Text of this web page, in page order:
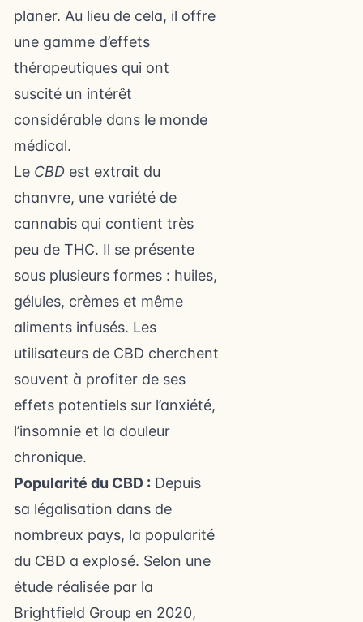
planer. Au lieu de cela, il offre
une gamme d’effets
thérapeutiques qui ont
suscité un intérêt
considérable dans le monde
médical.
Le CBD est extrait du
chanvre, une variété de
cannabis qui contient très
peu de THC. Il se présente
sous plusieurs formes : huiles,
gélules, crèmes et même
aliments infusés. Les
utilisateurs de CBD cherchent
souvent à profiter de ses
effets potentiels sur l’anxiété,
l’insomnie et la douleur
chronique.
Popularité du CBD : Depuis
sa légalisation dans de
nombreux pays, la popularité
du CBD a explosé. Selon une
étude réalisée par la
Brightfield Group en 2020,